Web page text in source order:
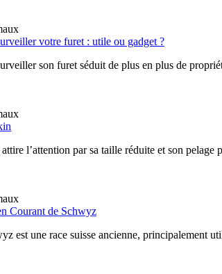
votre furet : utile ou gadget ?
son furet séduit de plus en plus de
l’attention par sa taille réduite et son
Courant de Schwyz
est une race suisse ancienne, principalement